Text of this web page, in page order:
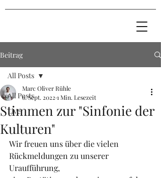
Beitrag
All Posts
Live
All Posts
Stimmen zur "Sinfonie der
Kulturen"
Marc Oliver Rühle
6. Sept. 2022 1 Min. Lesezeit
Wir freuen uns über die vielen
Rückmeldungen zu unserer
Uraufführung,